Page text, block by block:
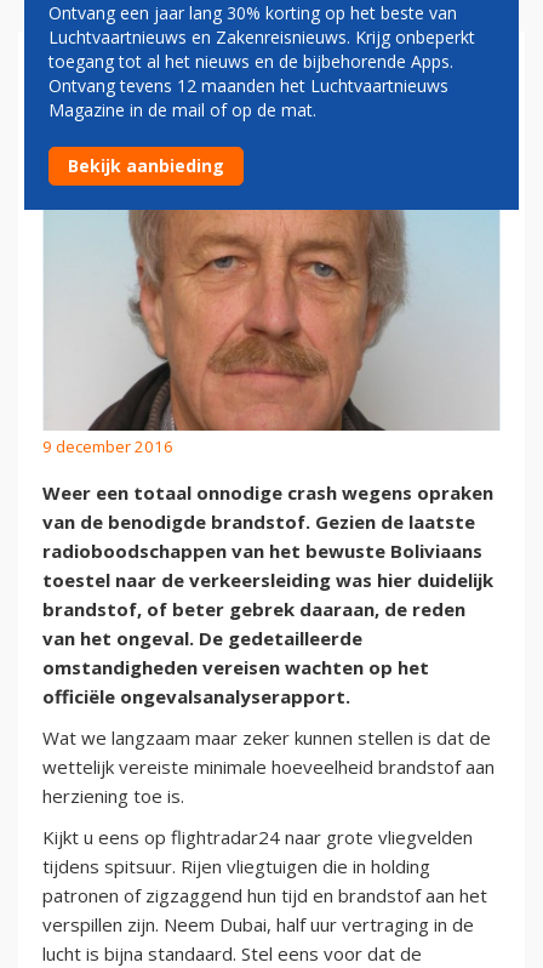
PAUL GROVE: VLIEGEN MET
ONVOLDOENDE BRANDSTOF
9 december 2016
Weer een totaal onnodige crash wegens opraken
van de benodigde brandstof. Gezien de laatste
radioboodschappen van het bewuste Boliviaans
toestel naar de verkeersleiding was hier duidelijk
brandstof, of beter gebrek daaraan, de reden
van het ongeval. De gedetailleerde
omstandigheden vereisen wachten op het
officiële ongevalsanalyserapport.
Wat we langzaam maar zeker kunnen stellen is dat de
wettelijk vereiste minimale hoeveelheid brandstof aan
herziening toe is.
Kijkt u eens op flightradar24 naar grote vliegvelden
tijdens spitsuur. Rijen vliegtuigen die in holding
patronen of zigzaggend hun tijd en brandstof aan het
verspillen zijn. Neem Dubai, half uur vertraging in de
lucht is bijna standaard. Stel eens voor dat de
Ontvang een jaar lang 30% korting op het beste van
Luchtvaartnieuws en Zakenreisnieuws. Krijg onbeperkt
toegang tot al het nieuws en de bijbehorende Apps.
Ontvang tevens 12 maanden het Luchtvaartnieuws
Magazine in de mail of op de mat.
Bekijk aanbieding